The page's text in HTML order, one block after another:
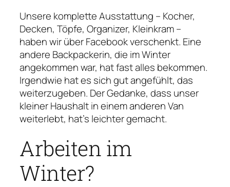
Unsere komplette Ausstattung – Kocher,
Decken, Töpfe, Organizer, Kleinkram –
haben wir über Facebook verschenkt. Eine
andere Backpackerin, die im Winter
angekommen war, hat fast alles bekommen.
Irgendwie hat es sich gut angefühlt, das
weiterzugeben. Der Gedanke, dass unser
kleiner Haushalt in einem anderen Van
weiterlebt, hat’s leichter gemacht.
Arbeiten im
Winter?